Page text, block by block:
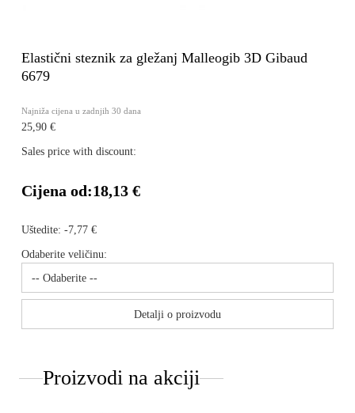
Elastični steznik za gležanj Malleogib 3D Gibaud
6679
Najniža cijena u zadnjih 30 dana
25,90 €
Sales price with discount:
Cijena od:18,13 €
Uštedite: -7,77 €
Odaberite veličinu:
Detalji o proizvodu
Proizvodi na akciji